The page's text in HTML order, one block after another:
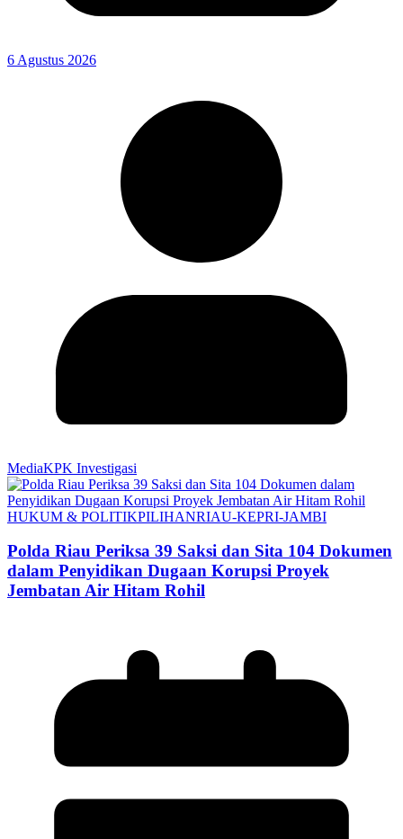
6 Agustus 2026
MediaKPK Investigasi
HUKUM & POLITIKPILIHANRIAU-KEPRI-JAMBI
Polda Riau Periksa 39 Saksi dan Sita 104 Dokumen
dalam Penyidikan Dugaan Korupsi Proyek
Jembatan Air Hitam Rohil